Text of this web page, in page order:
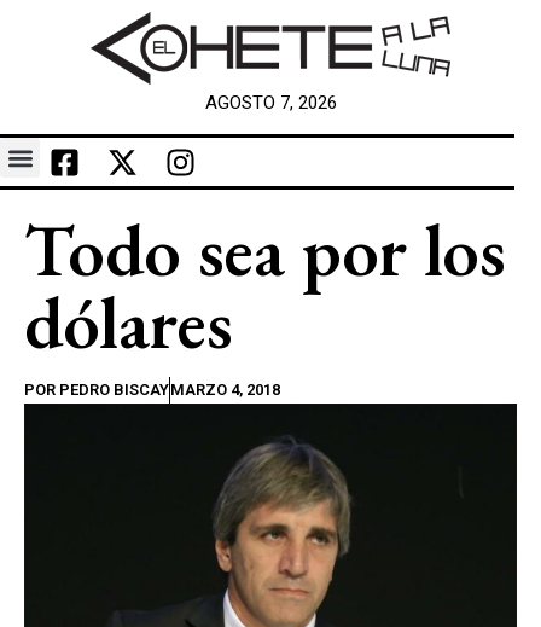
AGOSTO 7, 2026
Todo sea por los
dólares
POR PEDRO BISCAYMARZO 4, 2018